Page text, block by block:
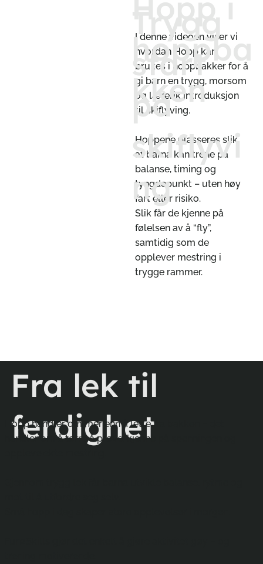
I denne videoen viser vi
hvordan Hopp kan
brukes i hoppbakker for å
gi barn en trygg, morsom
og lærerik introduksjon
til skiflyving.
Hoppene plasseres slik
at barna kan trene på
balanse, timing og
tyngdepunkt – uten høy
fart eller risiko.
Slik får de kjenne på
følelsen av å “fly”,
samtidig som de
opplever mestring i
trygge rammer.
hoppba
kken
Trygg
start
på
skiflyvi
ng
Fra lek til
ferdighet
Hopp handler om mer enn å lette fra bakken – det
handler om å tørre å prøve, kjenne på spenningen og